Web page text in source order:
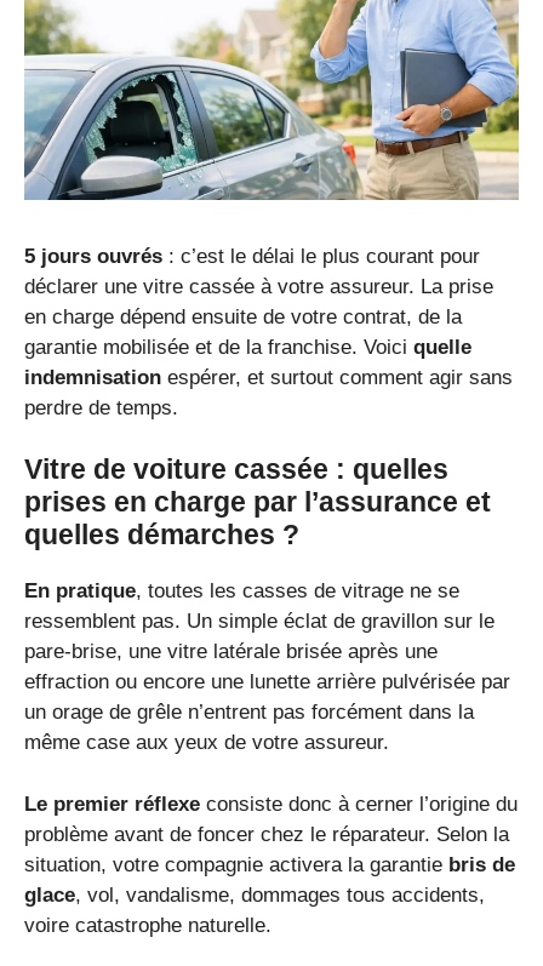
5 jours ouvrés : c’est le délai le plus courant pour
déclarer une vitre cassée à votre assureur. La prise
en charge dépend ensuite de votre contrat, de la
garantie mobilisée et de la franchise. Voici quelle
indemnisation espérer, et surtout comment agir sans
perdre de temps.
Vitre de voiture cassée : quelles
prises en charge par l’assurance et
quelles démarches ?
En pratique, toutes les casses de vitrage ne se
ressemblent pas. Un simple éclat de gravillon sur le
pare-brise, une vitre latérale brisée après une
effraction ou encore une lunette arrière pulvérisée par
un orage de grêle n’entrent pas forcément dans la
même case aux yeux de votre assureur.
Le premier réflexe consiste donc à cerner l’origine du
problème avant de foncer chez le réparateur. Selon la
situation, votre compagnie activera la garantie bris de
glace, vol, vandalisme, dommages tous accidents,
voire catastrophe naturelle.